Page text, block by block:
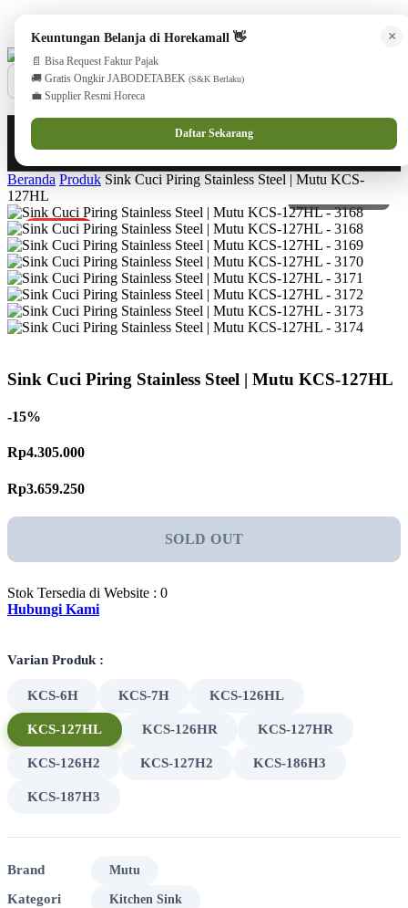
08551688000 (Customer Care)
×
Keuntungan Belanja di Horekamall 👋
📄 Bisa Request Faktur Pajak
🚚 Gratis Ongkir JABODETABEK (S&K Berlaku)
💼 Supplier Resmi Horeca
Daftar Sekarang
Beranda Produk Sink Cuci Piring Stainless Steel | Mutu KCS-
127HL
PROMO
Sink Cuci Piring Stainless Steel | Mutu KCS-127HL
-15%
Rp4.305.000
Rp3.659.250
SOLD OUT
Stok Tersedia di Website : 0
Hubungi Kami
Varian Produk :
KCS-6H KCS-7H KCS-126HL
KCS-127HL KCS-126HR KCS-127HR
KCS-126H2 KCS-127H2 KCS-186H3
KCS-187H3
Brand Mutu
Kategori Kitchen Sink